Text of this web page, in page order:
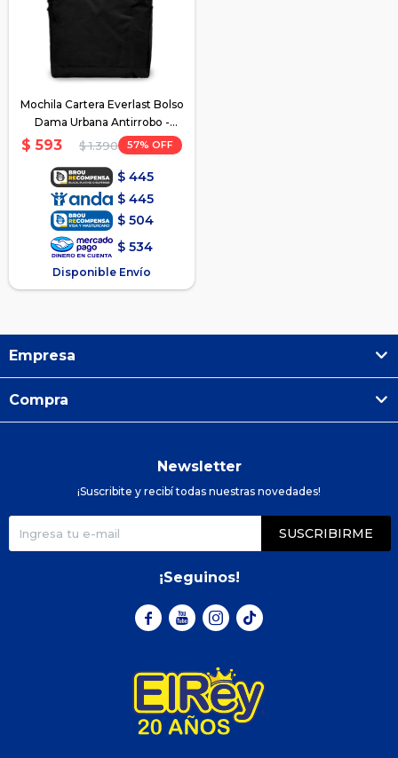
Mochila Cartera Everlast Bolso
Dama Urbana Antirrobo -
Negro
$ 593 $ 1.390 57
$ 445
$ 445
$ 504
$ 534
Disponible Envío
Empresa
Compra
Newsletter
¡Suscribite y recibí todas nuestras novedades!
SUSCRIBIRME
¡Seguinos!
  